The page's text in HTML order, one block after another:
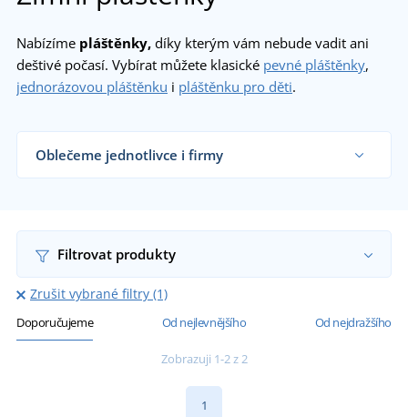
Nabízíme pláštěnky, díky kterým vám nebude vadit ani
deštivé počasí. Vybírat můžete klasické pevné pláštěnky,
jednorázovou pláštěnku i pláštěnku pro děti.
Oblečeme jednotlivce i firmy
Filtrovat produkty
Zrušit vybrané filtry (1)
Doporučujeme Od nejlevnějšího Od nejdražšího
Zobrazuji 1-2 z 2
1